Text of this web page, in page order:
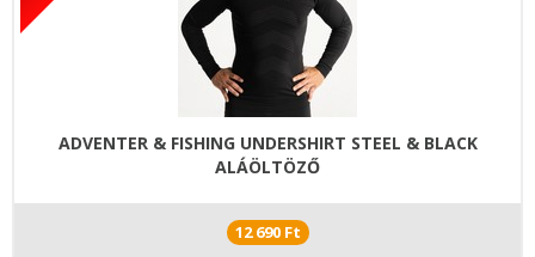
ADVENTER & FISHING UNDERSHIRT STEEL & BLACK
ALÁÖLTÖZŐ
12 690 Ft